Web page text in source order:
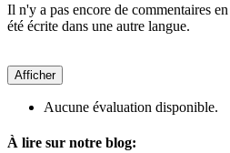
Il n'y a pas encore de commentaires
été écrite dans une autre langue.
Afficher
Aucune évaluation disponible.
À lire sur notre blog: